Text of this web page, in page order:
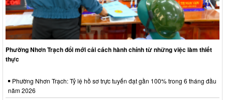
Phường Nhơn Trạch đổi mới cải cách hành chính từ những việc làm thiết
thực
Phường Nhơn Trạch: Tỷ lệ hồ sơ trực tuyến đạt gần 100% trong 6 tháng đầu
năm 2026